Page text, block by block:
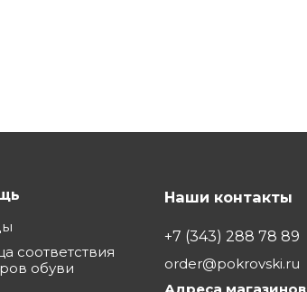
соответствия
обуви
Наши контакты
+7 (343) 288 78 89
order@pokrovski.ru